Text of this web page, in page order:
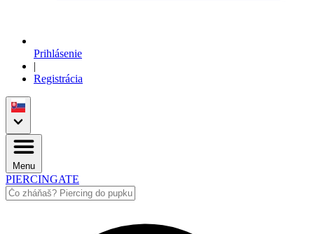
Prihlásenie
|
Registrácia
Menu
PIERCINGATE